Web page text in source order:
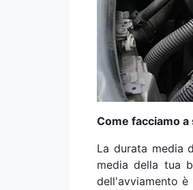
Come facciamo
La durata media
media della tua
dell'avviamento